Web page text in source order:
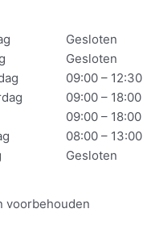
Gesloten
Gesloten
09:00 – 12:30
09:00 – 18:00
09:00 – 18:00
08:00 – 13:00
Gesloten
voorbehouden